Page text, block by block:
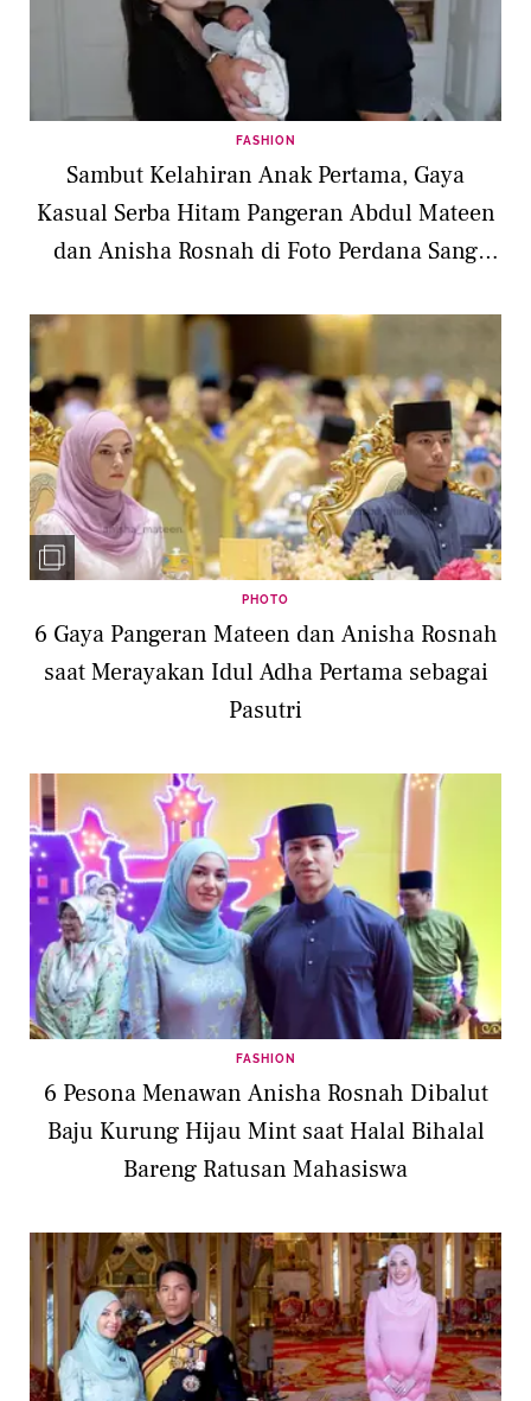
FASHION
Sambut Kelahiran Anak Pertama, Gaya
Kasual Serba Hitam Pangeran Abdul Mateen
dan Anisha Rosnah di Foto Perdana Sang
PHOTO
6 Gaya Pangeran Mateen dan Anisha Rosnah
saat Merayakan Idul Adha Pertama sebagai
Pasutri
FASHION
6 Pesona Menawan Anisha Rosnah Dibalut
Baju Kurung Hijau Mint saat Halal Bihalal
Bareng Ratusan Mahasiswa